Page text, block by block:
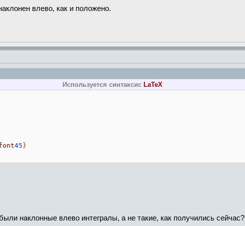
влево, как и положено.
Используется синтаксис LaTeX
45 }
}
наклонные влево интегралы, а не такие, как получились сейчас?